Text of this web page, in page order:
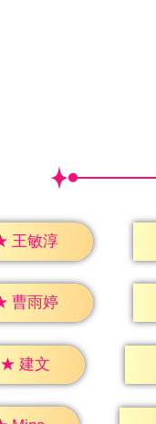
王敏淳
曹雨婷
★ 建文